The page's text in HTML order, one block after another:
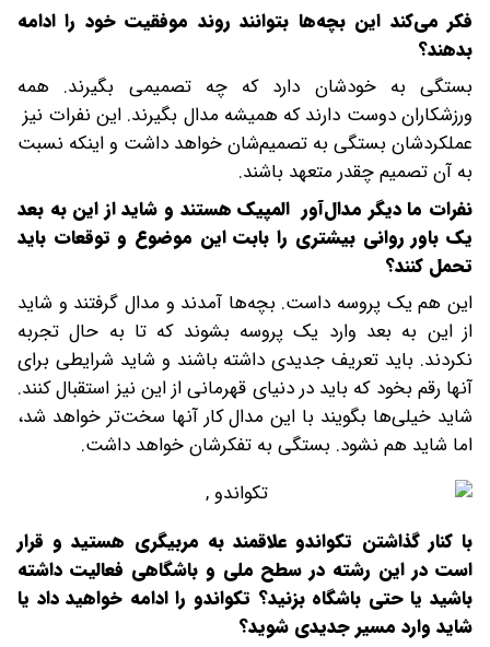
فکر می‌کند این بچه‌ها بتوانند روند موفقیت خود را ادامه
بدهند؟
بستگی به خودشان دارد که چه تصمیمی بگیرند. همه
ورزشکاران دوست دارند که همیشه مدال بگیرند. این نفرات نیز
عملکردشان بستگی به تصمیم‌شان خواهد داشت و اینکه نسبت
به آن تصمیم چقدر متعهد باشند.
نفرات ما دیگر مدال‌آور المپیک هستند و شاید از این به بعد
یک باور روانی بیشتری را بابت این موضوع و توقعات باید
تحمل کنند؟
این هم یک پروسه داست. بچه‌ها آمدند و مدال گرفتند و شاید
از این به بعد وارد یک پروسه بشوند که تا به حال تجربه
نکردند. باید تعریف جدیدی داشته باشند و شاید شرایطی برای
آنها رقم بخود که باید در دنیای قهرمانی از این نیز استقبال کنند.
شاید خیلی‌ها بگویند با این مدال کار آنها سخت‌تر خواهد شد،
اما شاید هم نشود. بستگی به تفکرشان خواهد داشت.
با کنار گذاشتن تکواندو علاقمند به مربیگری هستید و قرار
است در این رشته در سطح ملی و باشگاهی فعالیت داشته
باشید یا حتی باشگاه بزنید؟ تکواندو را ادامه خواهید داد یا
شاید وارد مسیر جدیدی شوید؟